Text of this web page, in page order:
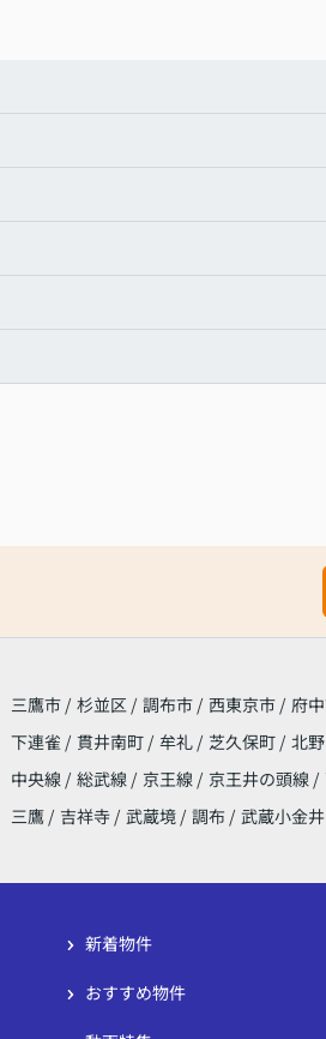
三鷹市 / 杉並区 / 調布市 / 西東京市 / 府
下連雀 / 貫井南町 / 牟礼 / 芝久保町 / 北野
中央線 / 総武線 / 京王線 / 京王井の頭線 /
三鷹 / 吉祥寺 / 武蔵境 / 調布 / 武蔵小金井
新着物件
おすすめ物件